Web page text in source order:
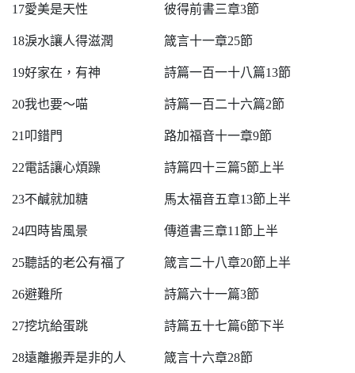
17愛美是天性 彼得前書三章3節
18淚水讓人得滋潤 箴言十一章25節
19好家在，有神 詩篇一百一十八篇13節
20我也要～喵 詩篇一百二十六篇2節
21叩錯門 路加福音十一章9節
22電話讓心煩躁 詩篇四十三篇5節上半
23不鹹就加糖 馬太福音五章13節上半
24四時皆風景 傳道書三章11節上半
25聽話的老公有福了 箴言二十八章20節上半
26避難所 詩篇六十一篇3節
27挖坑給蛋跳 詩篇五十七篇6節下半
28遠離搬弄是非的人 箴言十六章28節